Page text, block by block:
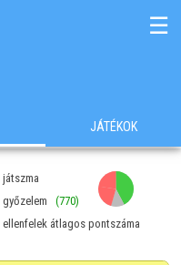
☰
JÁTÉKOK
játszma
győzelem (770)
ellenfelek átlagos pontszáma